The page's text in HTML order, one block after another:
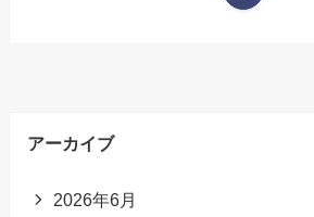
アーカイブ
2026年6月